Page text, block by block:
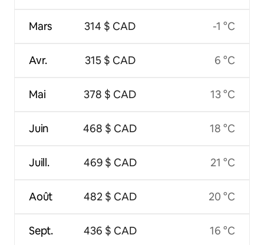
Mars
Avr.
Mai
Juin
Juill.
Août
Sept.
314 $ CAD
315 $ CAD
378 $ CAD
468 $ CAD
469 $ CAD
482 $ CAD
436 $ CAD
-1 °C
6 °C
13 °C
18 °C
21 °C
20 °C
16 °C